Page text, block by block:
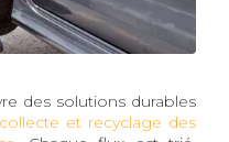
des solutions durables
et recyclage des